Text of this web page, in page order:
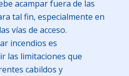
acampar fuera de las
tal fin, especialmente en
vías de acceso.
incendios es
las limitaciones que
cabildos y